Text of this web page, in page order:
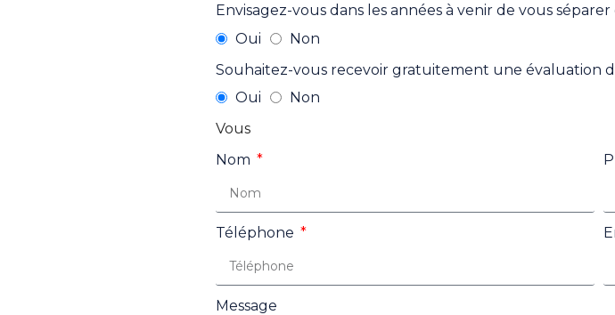
Envisagez-vous dans les années à venir de vous
Oui
Non
Souhaitez-vous recevoir gratuitement une évaluation
Oui
Non
Vous
Nom
Téléphone
Message